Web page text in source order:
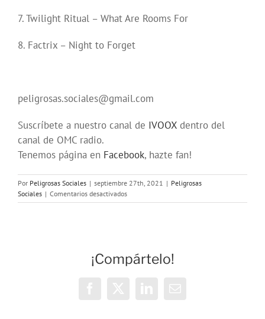
7. Twilight Ritual – What Are Rooms For
8. Factrix – Night to Forget
peligrosas.sociales@gmail.com
Suscríbete a nuestro canal de IVOOX dentro del
canal de OMC radio.
Tenemos página en Facebook, hazte fan!
Por Peligrosas Sociales | septiembre 27th, 2021 | Peligrosas
Sociales | Comentarios desactivadosen
Programa
de
Peligrosas
¡Compártelo!